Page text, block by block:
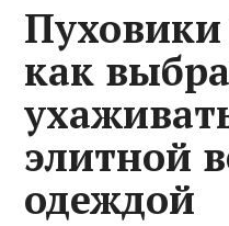
как
элитной
одеждой